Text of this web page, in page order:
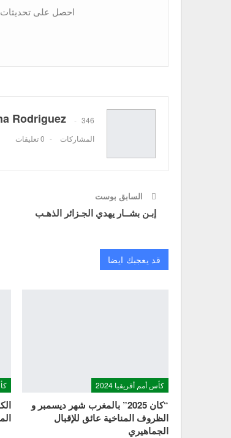
احصل على
Rodriguez
346
المشاركات
0 تعليقات
السابق بوست
إبـن بشــار يهدي الجـزائر الذهـب
قد يعجبك ايضا
كأس أمم أفريقيا 2024
“كان 2025” بالمغرب شهر ديسمبر و
الظروف المناخية عائق للإقبال
الجماهيري